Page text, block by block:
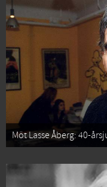
Möt Lasse Åberg: 40-